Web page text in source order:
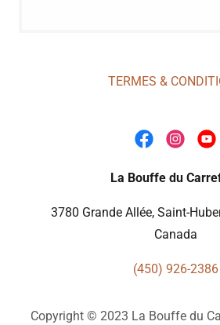
TERMES &
La Bouffe du
3780 Grande Allée, Saint-
Canada
(450) 926-2386
Copyright © 2023 La Bouffe du